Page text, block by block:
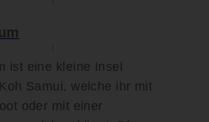
ist eine kleine Insel
Samui, welche ihr mit
oder mit einer